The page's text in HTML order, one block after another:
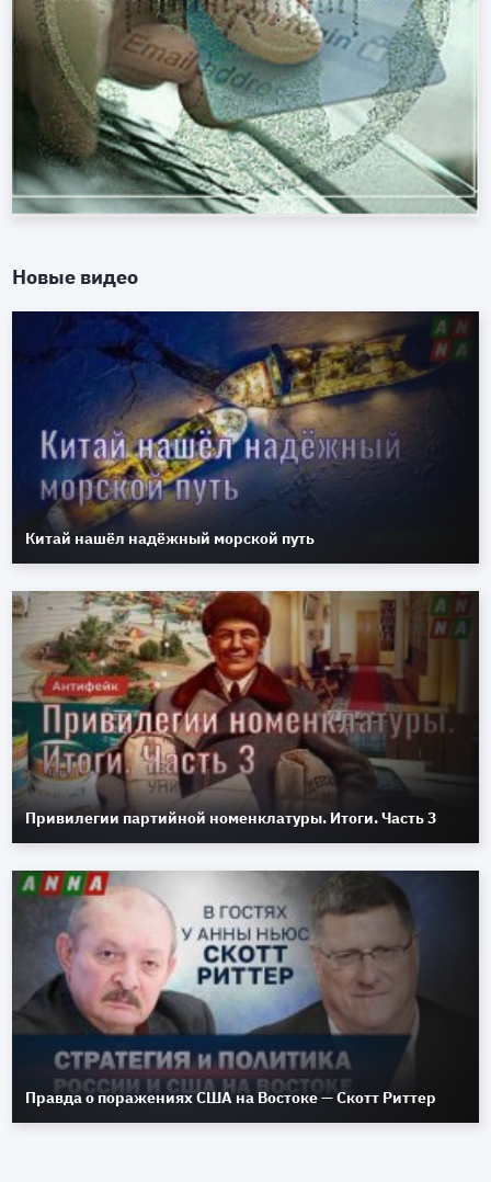
Новые видео
Китай нашёл надёжный морской путь
Привилегии партийной номенклатуры. Итоги. Часть 3
Правда о поражениях США на Востоке — Скотт Риттер